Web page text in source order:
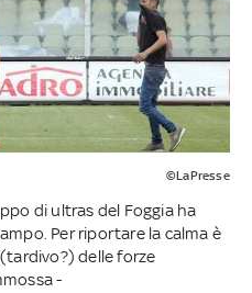
©LaPresse
di ultras del Foggia ha
Per riportare la calma è
delle forze
-